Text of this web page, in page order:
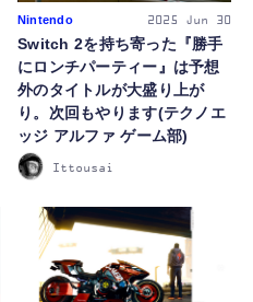
Nintendo 2025 Jun 30
Switch 2を持ち寄った『勝手
にロンチパーティー』は予想
外のタイトルが大盛り上が
り。次回もやります(テクノエ
ッジ アルファ ゲーム部)
Ittousai